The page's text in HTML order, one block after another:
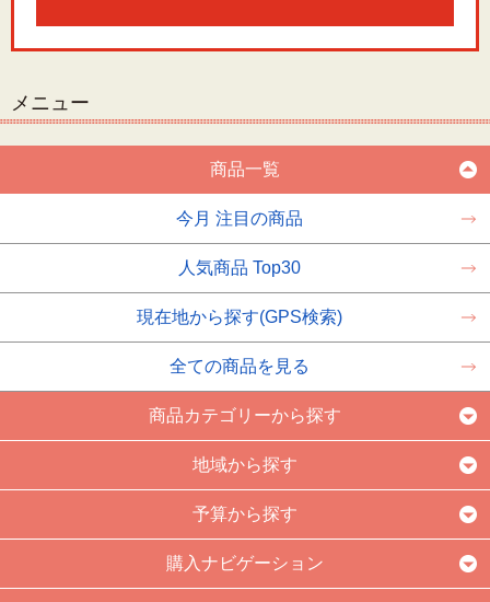
メニュー
商品一覧
今月 注目の商品
人気商品 Top30
現在地から探す(GPS検索)
全ての商品を見る
商品カテゴリーから探す
地域から探す
予算から探す
購入ナビゲーション